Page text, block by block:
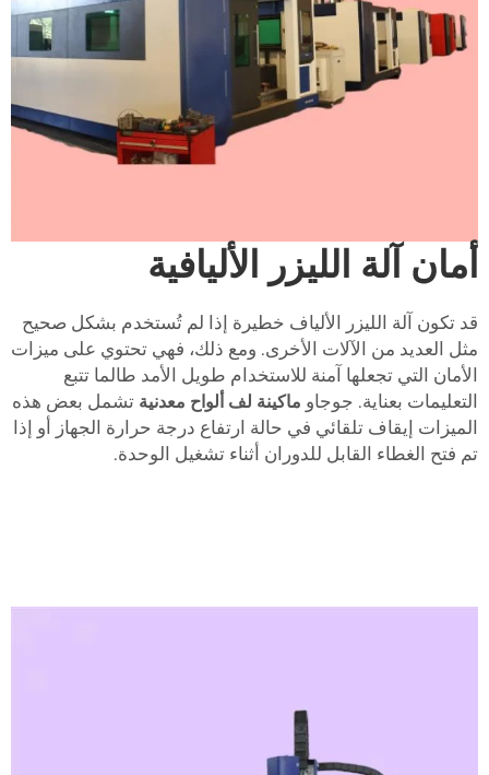
أمان آلة الليزر الأليافية
قد تكون آلة الليزر الألياف خطيرة إذا لم تُستخدم بشكل صحيح
مثل العديد من الآلات الأخرى. ومع ذلك، فهي تحتوي على ميزات
الأمان التي تجعلها آمنة للاستخدام طويل الأمد طالما تتبع
التعليمات بعناية. جوجاو ماكينة لف ألواح معدنية تشمل بعض هذه
الميزات إيقاف تلقائي في حالة ارتفاع درجة حرارة الجهاز أو إذا
تم فتح الغطاء القابل للدوران أثناء تشغيل الوحدة.